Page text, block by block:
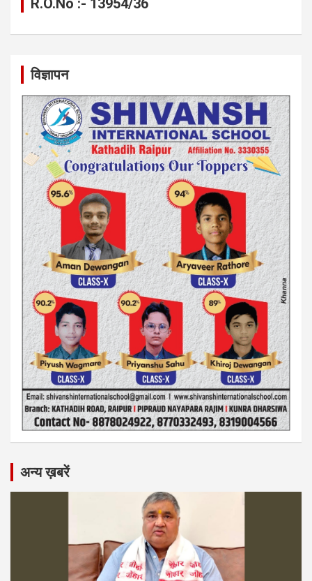
R.O.No :- 13954/36
विज्ञापन
अन्य ख़बरें